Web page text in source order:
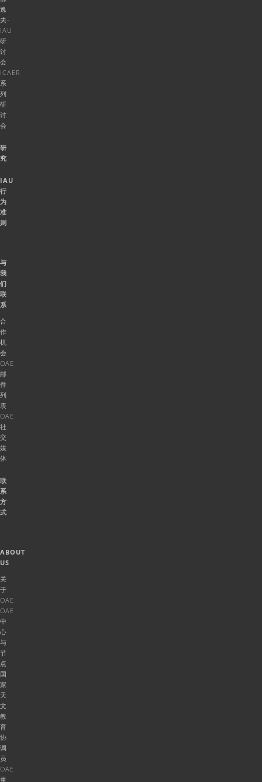
逸
夫-
IAU
研
讨
会
ICAER
系
列
研
讨
会
研
究
IAU
行
为
准
则
与
我
们
联
系
合
作
机
会
OAE
邮
件
列
表
OAE
社
交
媒
体
联
系
方
式
ABOUT
US
关
于
OAE
OAE
中
心
与
节
点
国
家
天
文
教
育
协
调
员
OAE
重